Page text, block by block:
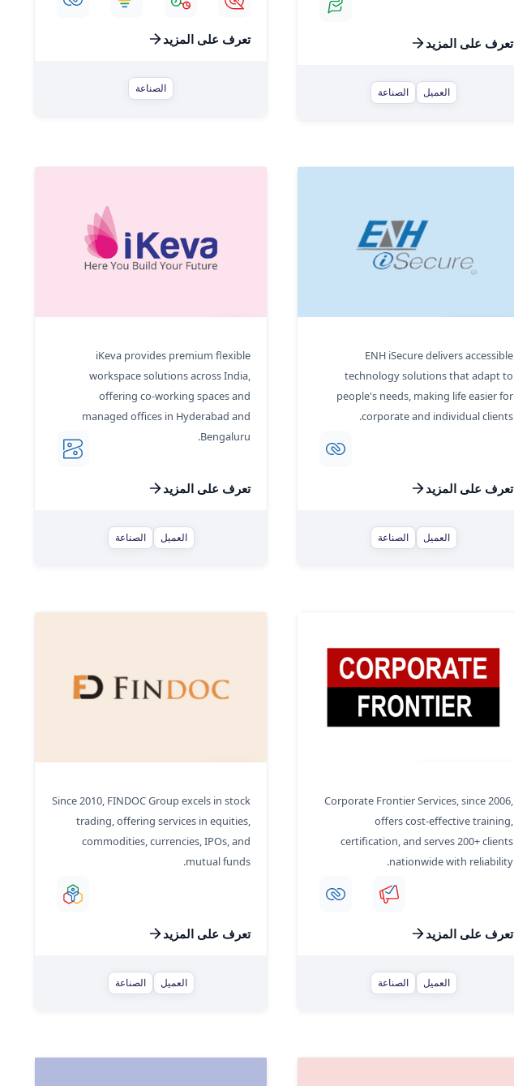
تعرف على المزيد
العميل الصناعة
تعرف على المزيد
الصناعة
ENH iSecure delivers accessible
technology solutions that adapt to
people's needs, making life easier for
corporate and individual clients.
تعرف على المزيد
العميل الصناعة
iKeva provides premium flexible
workspace solutions across India,
offering co-working spaces and
managed offices in Hyderabad and
Bengaluru.
تعرف على المزيد
العميل الصناعة
Corporate Frontier Services, since 2006,
offers cost-effective training,
certification, and serves 200+ clients
nationwide with reliability.
تعرف على المزيد
العميل الصناعة
Since 2010, FINDOC Group excels in stock
trading, offering services in equities,
commodities, currencies, IPOs, and
mutual funds.
تعرف على المزيد
العميل الصناعة